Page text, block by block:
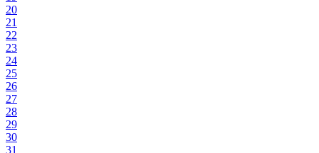
20
21
22
23
24
25
26
27
28
29
30
31